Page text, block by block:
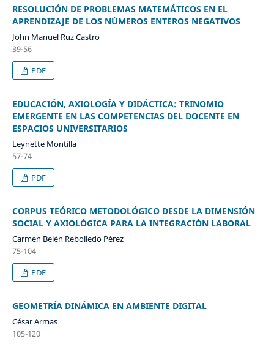
RESOLUCIÓN DE PROBLEMAS MATEMÁTICOS EN EL
APRENDIZAJE DE LOS NÚMEROS ENTEROS NEGATIVOS
John Manuel Ruz Castro
39-56
PDF
EDUCACIÓN, AXIOLOGÍA Y DIDÁCTICA: TRINOMIO
EMERGENTE EN LAS COMPETENCIAS DEL DOCENTE EN
ESPACIOS UNIVERSITARIOS
Leynette Montilla
57-74
PDF
CORPUS TEÓRICO METODOLÓGICO DESDE LA DIMENSIÓN
SOCIAL Y AXIOLÓGICA PARA LA INTEGRACIÓN LABORAL
Carmen Belén Rebolledo Pérez
75-104
PDF
GEOMETRÍA DINÁMICA EN AMBIENTE DIGITAL
César Armas
105-120